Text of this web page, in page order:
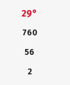
29°
760
56
2